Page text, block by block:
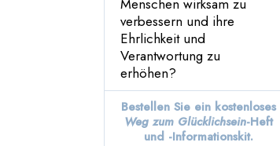
von ihnen
werden möchten
21. Seien Sie
Nachwort
Menschen wirksam zu
verbessern und ihre
Ehrlichkeit und
Verantwortung zu
erhöhen?
Bestellen Sie ein kostenloses
Weg zum Glücklichsein-Heft
und -Informationskit.